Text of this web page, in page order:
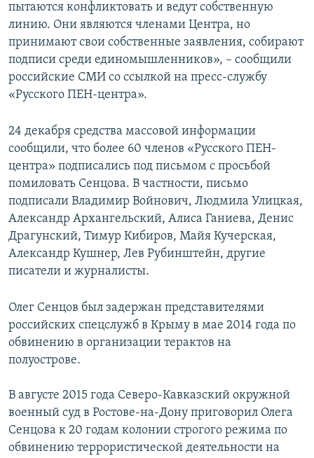
пытаются конфликтовать и ведут собственную
линию. Они являются членами Центра, но
принимают свои собственные заявления, собирают
подписи среди единомышленников», – сообщили
российские СМИ со ссылкой на пресс-службу
«Русского ПЕН-центра».
24 декабря средства массовой информации
сообщили, что более 60 членов «Русского ПЕН-
центра» подписались под письмом с просьбой
помиловать Сенцова. В частности, письмо
подписали Владимир Войнович, Людмила Улицкая,
Александр Архангельский, Алиса Ганиева, Денис
Драгунский, Тимур Кибиров, Майя Кучерская,
Александр Кушнер, Лев Рубинштейн, другие
писатели и журналисты.
Олег Сенцов был задержан представителями
российских спецслужб в Крыму в мае 2014 года по
обвинению в организации терактов на
полуострове.
В августе 2015 года Северо-Кавказский окружной
военный суд в Ростове-на-Дону приговорил Олега
Сенцова к 20 годам колонии строгого режима по
обвинению террористической деятельности на